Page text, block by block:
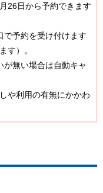
26日から予約できます
で予約を受け付けます
す）。
が無い場合は自動キャ
や利用の有無にかかわ